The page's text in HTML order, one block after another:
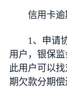
信用卡
1、申请
用户，银保
此用户可以
期欠款分期